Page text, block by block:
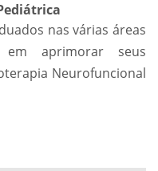
nas várias áreas
aprimorar seus
Neurofuncional